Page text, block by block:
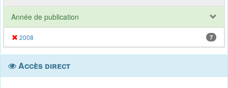
Année de publication
2008 7
Accès direct